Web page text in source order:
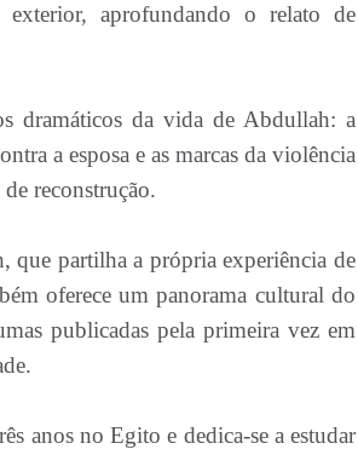
aprofundando o relato de
dramáticos da vida de Abdullah: a
a esposa e as marcas da violência
reconstrução.
que partilha a própria experiência de
oferece um panorama cultural do
publicadas pela primeira vez em
anos no Egito e dedica-se a estudar